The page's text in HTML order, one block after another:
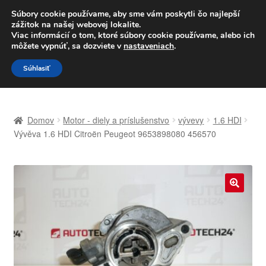
DOPRAVA od 6 EUR
Po–Pi 09:00–16:00 233 221 276
Preskočiť
na
navigáciu
Preskočiť
na
obsah
Celosvetová preprava
Domov Motor - diely a príslušenstvo vývevy
1.6 HDI
Vývěva 1.6 HDI Citroën Peugeot 9653898080 456570
Súbory cookie používame, aby sme vám poskytli čo najlepší
zážitok na našej webovej lokalite.
Viac informácií o tom, ktoré súbory cookie používame, alebo ich
môžete vypnúť, sa dozviete v nastaveniach.
Súhlasiť